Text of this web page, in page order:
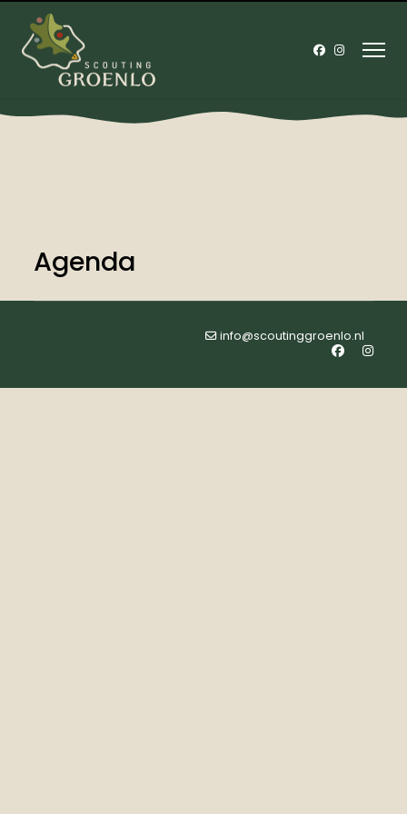
Agenda
info@scoutinggroenlo.nl